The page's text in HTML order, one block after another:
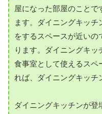
屋になった部屋のこと
ます。ダイニングキッ
をするスペースが近い
ります。ダイニングキッ
食事室として使えるスペ
れば、ダイニングキッチ
ダイニングキッチンが登